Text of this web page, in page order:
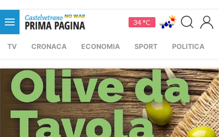
34 °C
TV CRONACA ECONOMIA SPORT POLITICA